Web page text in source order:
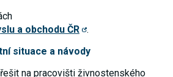
a obchodu ČR
.
situace a návody
na pracovišti živnostenského